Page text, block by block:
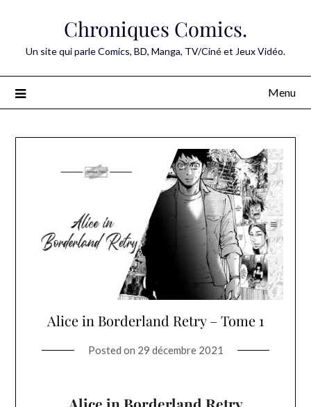
Chroniques Comics.
Un site qui parle Comics, BD, Manga, TV/Ciné et Jeux Vidéo.
Menu
Alice in Borderland Retry – Tome 1
Posted on 29 décembre 2021